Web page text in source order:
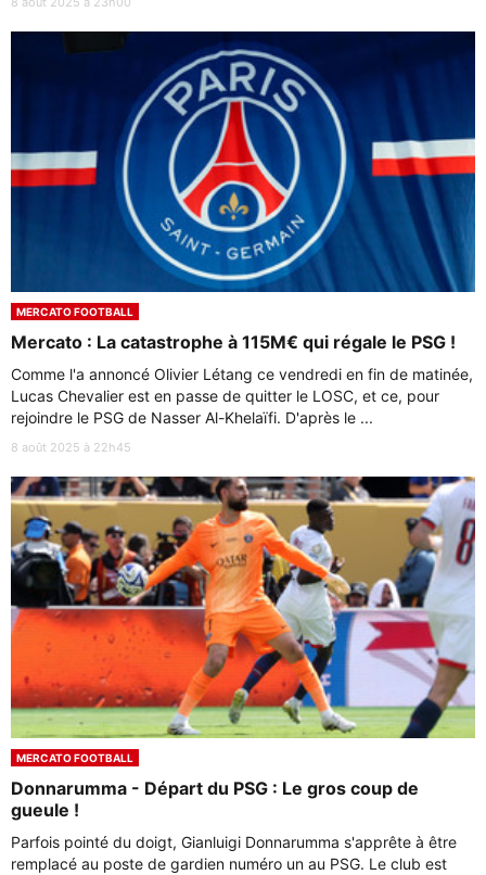
MERCATO FOOTBALL
Mercato : La catastrophe à 115M€ qui régale le PSG !
Comme l'a annoncé Olivier Létang ce vendredi en fin de matinée,
Lucas Chevalier est en passe de quitter le LOSC, et ce, pour
rejoindre le PSG de Nasser Al-Khelaïfi. D'après le ...
8 août 2025 à 22h45
MERCATO FOOTBALL
Donnarumma - Départ du PSG : Le gros coup de
gueule !
Parfois pointé du doigt, Gianluigi Donnarumma s'apprête à être
remplacé au poste de gardien numéro un au PSG. Le club est